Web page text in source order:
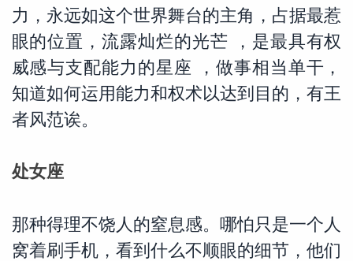
力，永远如这个世界舞台的主角，占据最惹
眼的位置，流露灿烂的光芒 ，是最具有权
威感与支配能力的星座 ，做事相当单干，
知道如何运用能力和权术以达到目的，有王
者风范诶。
处女座
那种得理不饶人的窒息感。哪怕只是一个人
窝着刷手机，看到什么不顺眼的细节，他们